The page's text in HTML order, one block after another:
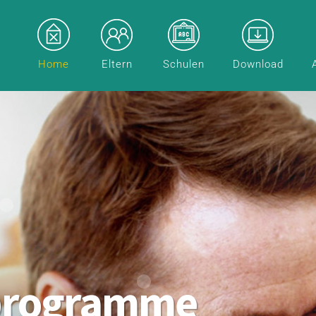
Home Eltern Schulen Download